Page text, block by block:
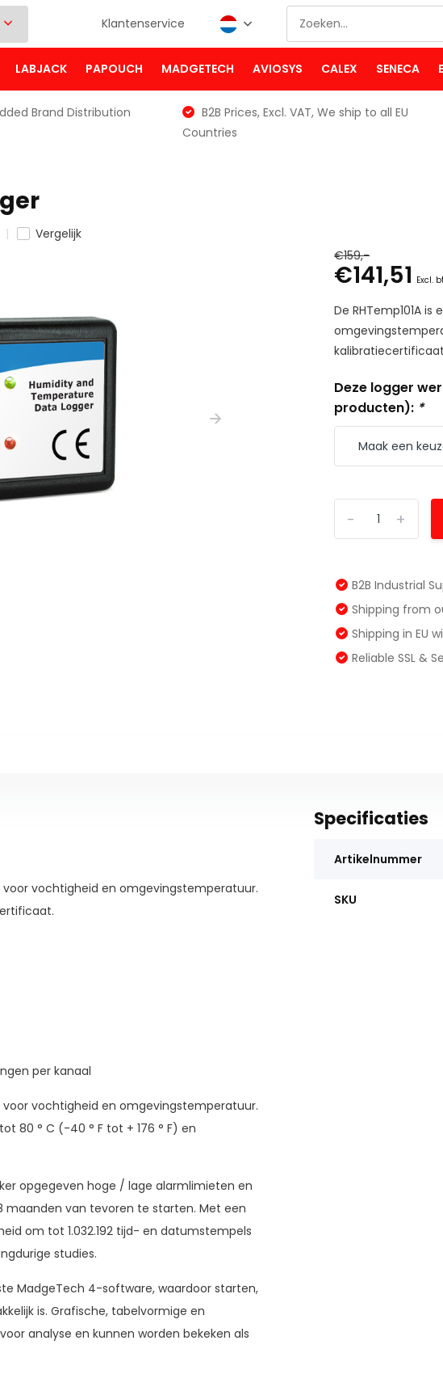
Klantenservice
LABJACK PAPOUCH MADGETECH AVIOSYS CALEX SENECA
Brand Distribution
B2B Prices, Excl. VAT, We ship to all EU
Countries
Vergelijk
€159,-
€141,51 Excl.
De RHTemp101A
Deze logger
producten): *
+
-
B2B Industrial
Shipping from
Shipping in EU
Reliable SSL &
voor vochtigheid en omgevingstemperatuur.
per kanaal
voor vochtigheid en omgevingstemperatuur.
80 ° C (-40 ° F tot + 176 ° F) en
opgegeven hoge / lage alarmlimieten en
maanden van tevoren te starten. Met een
om tot 1.032.192 tijd- en datumstempels
studies.
MadgeTech 4-software, waardoor starten,
is. Grafische, tabelvormige en
analyse en kunnen worden bekeken als
Specificaties
Artikelnummer
SKU